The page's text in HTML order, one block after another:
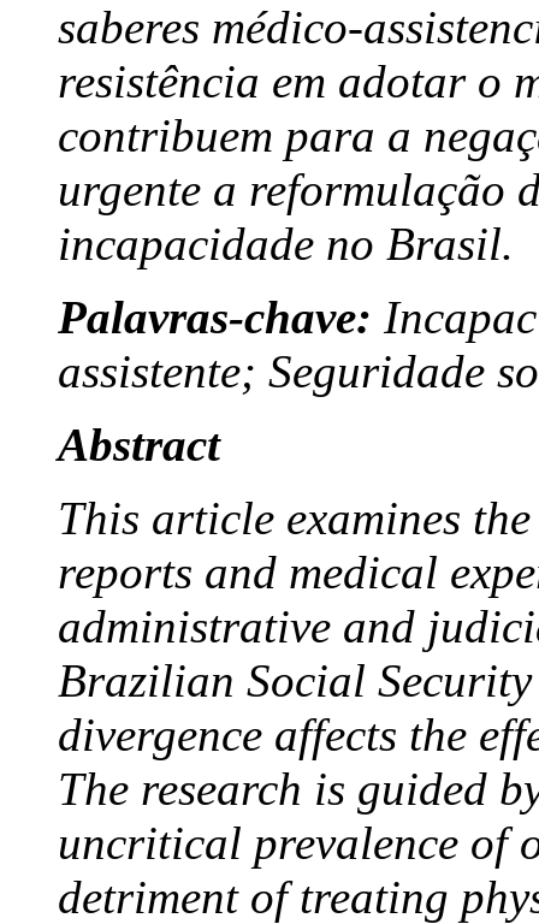
saberes médico-
resistência em adotar o
contribuem para a
urgente a reformulação
incapacidade no Brasil.
Palavras-chave:
assistente; Seguridade
Abstract
This article examines
reports and medical
administrative and
Brazilian Social
divergence affects the
The research is guided
uncritical prevalence of
detriment of treating